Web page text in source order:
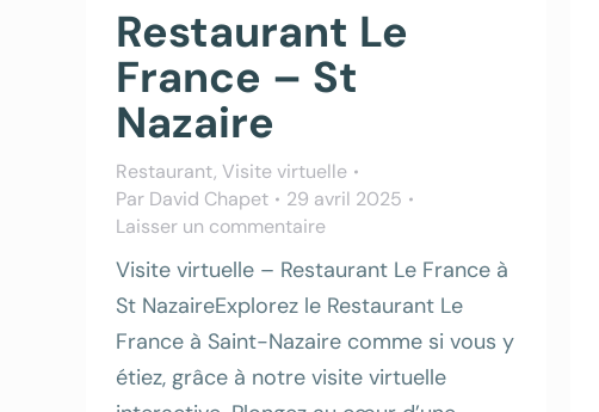
Restaurant Le
France – St
Nazaire
Restaurant, Visite virtuelle
Par David Chapet
29 avril 2025
Laisser un commentaire
Visite virtuelle – Restaurant Le France à
St NazaireExplorez le Restaurant Le
France à Saint-Nazaire comme si vous y
étiez, grâce à notre visite virtuelle